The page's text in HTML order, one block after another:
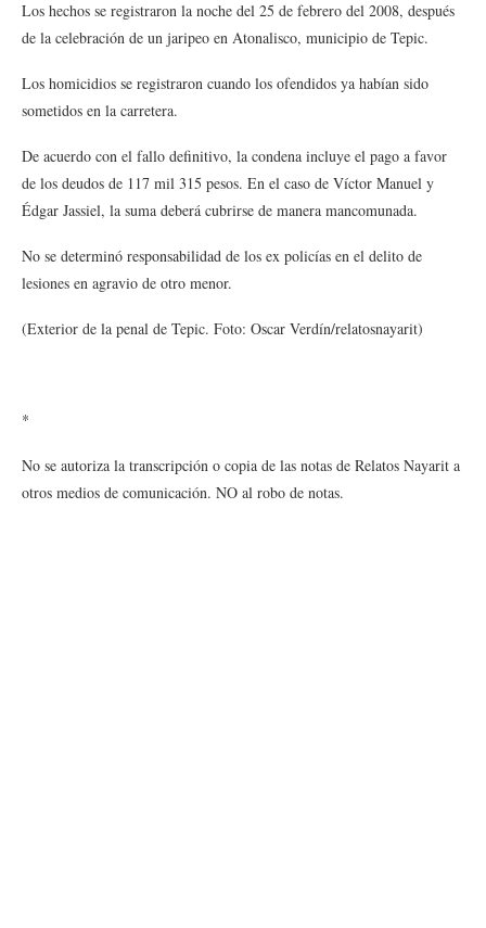
Los hechos se registraron la noche del 25 de febrero del 2008, después
de la celebración de un jaripeo en Atonalisco, municipio de Tepic.
Los homicidios se registraron cuando los ofendidos ya habían sido
sometidos en la carretera.
De acuerdo con el fallo definitivo, la condena incluye el pago a favor
de los deudos de 117 mil 315 pesos. En el caso de Víctor Manuel y
Édgar Jassiel, la suma deberá cubrirse de manera mancomunada.
No se determinó responsabilidad de los ex policías en el delito de
lesiones en agravio de otro menor.
(Exterior de la penal de Tepic. Foto: Oscar Verdín/relatosnayarit)
*
No se autoriza la transcripción o copia de las notas de Relatos Nayarit a
otros medios de comunicación. NO al robo de notas.